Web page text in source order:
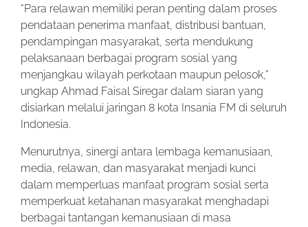
“Para relawan memiliki peran penting dalam proses
pendataan penerima manfaat, distribusi bantuan,
pendampingan masyarakat, serta mendukung
pelaksanaan berbagai program sosial yang
menjangkau wilayah perkotaan maupun pelosok,”
ungkap Ahmad Faisal Siregar dalam siaran yang
disiarkan melalui jaringan 8 kota Insania FM di seluruh
Indonesia.
Menurutnya, sinergi antara lembaga kemanusiaan,
media, relawan, dan masyarakat menjadi kunci
dalam memperluas manfaat program sosial serta
memperkuat ketahanan masyarakat menghadapi
berbagai tantangan kemanusiaan di masa